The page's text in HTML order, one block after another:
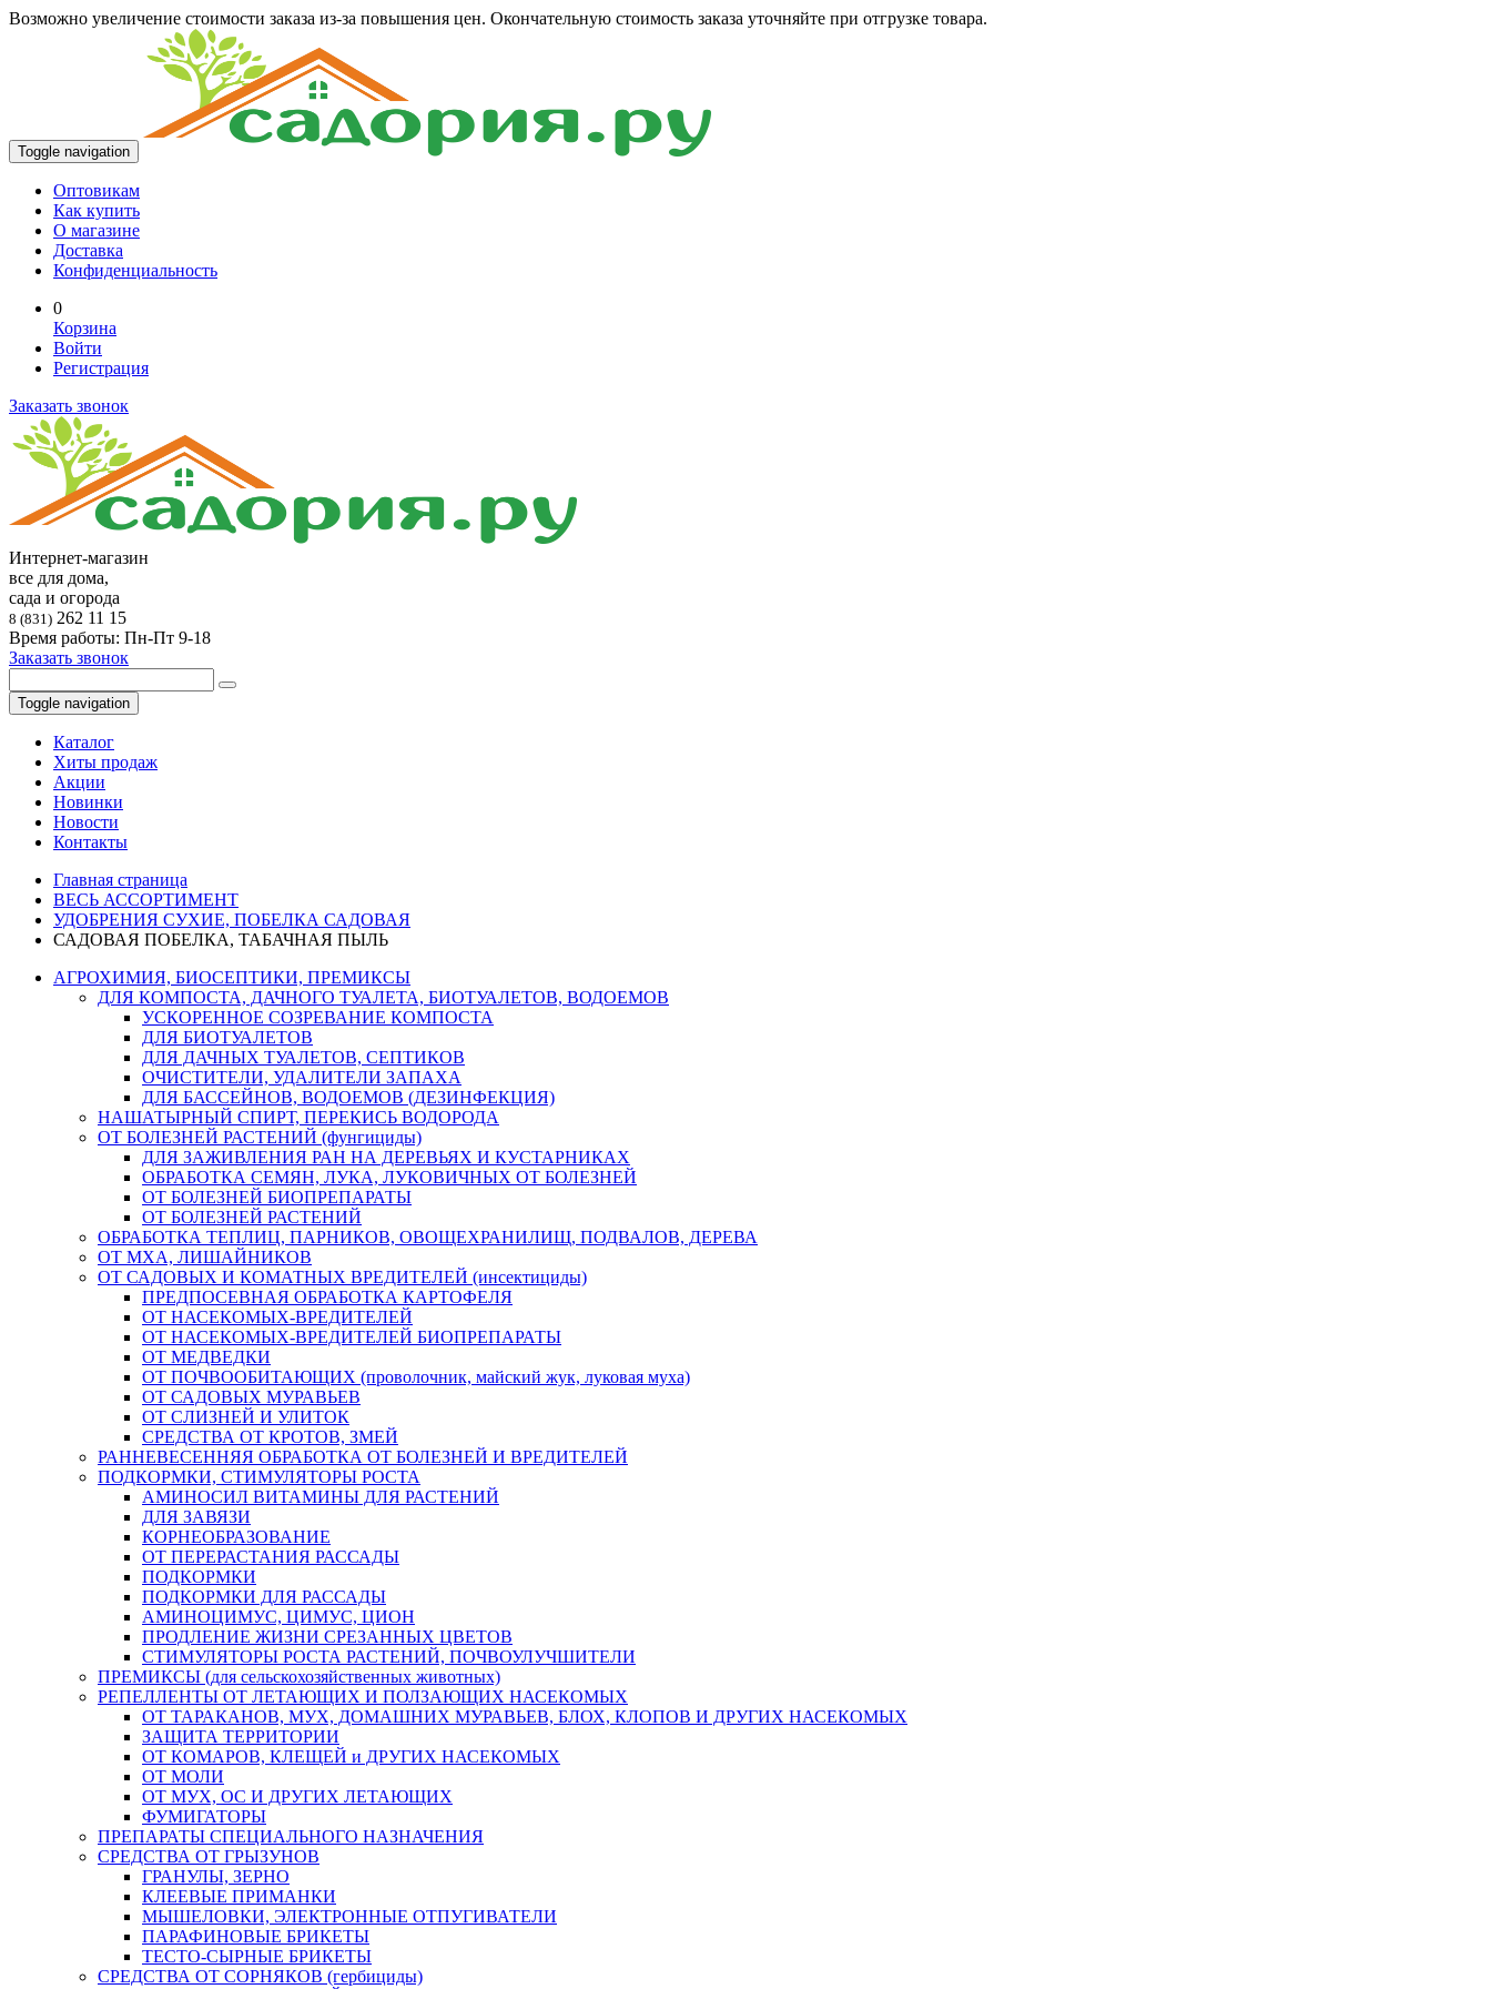
Возможно увеличение стоимости заказа из-за повышения цен. Окончательную стоимость заказа уточняйте при отгрузке товара.
Toggle navigation
Оптовикам
Как купить
О магазине
Доставка
Конфиденциальность
0
Корзина
Войти
Регистрация
Заказать звонок
Интернет-магазин
все для дома,
сада и огорода
8 (831) 262 11 15
Время работы: Пн-Пт 9-18
Заказать звонок
Toggle navigation
Каталог
Хиты продаж
Акции
Новинки
Новости
Контакты
Главная страница
ВЕСЬ АССОРТИМЕНТ
УДОБРЕНИЯ СУХИЕ, ПОБЕЛКА САДОВАЯ
САДОВАЯ ПОБЕЛКА, ТАБАЧНАЯ ПЫЛЬ
АГРОХИМИЯ, БИОСЕПТИКИ, ПРЕМИКСЫ
ДЛЯ КОМПОСТА, ДАЧНОГО ТУАЛЕТА, БИОТУАЛЕТОВ, ВОДОЕМОВ
УСКОРЕННОЕ СОЗРЕВАНИЕ КОМПОСТА
ДЛЯ БИОТУАЛЕТОВ
ДЛЯ ДАЧНЫХ ТУАЛЕТОВ, СЕПТИКОВ
ОЧИСТИТЕЛИ, УДАЛИТЕЛИ ЗАПАХА
ДЛЯ БАССЕЙНОВ, ВОДОЕМОВ (ДЕЗИНФЕКЦИЯ)
НАШАТЫРНЫЙ СПИРТ, ПЕРЕКИСЬ ВОДОРОДА
ОТ БОЛЕЗНЕЙ РАСТЕНИЙ (фунгициды)
ДЛЯ ЗАЖИВЛЕНИЯ РАН НА ДЕРЕВЬЯХ И КУСТАРНИКАХ
ОБРАБОТКА СЕМЯН, ЛУКА, ЛУКОВИЧНЫХ ОТ БОЛЕЗНЕЙ
ОТ БОЛЕЗНЕЙ БИОПРЕПАРАТЫ
ОТ БОЛЕЗНЕЙ РАСТЕНИЙ
ОБРАБОТКА ТЕПЛИЦ, ПАРНИКОВ, ОВОЩЕХРАНИЛИЩ, ПОДВАЛОВ, ДЕРЕВА
ОТ МХА, ЛИШАЙНИКОВ
ОТ САДОВЫХ И КОМАТНЫХ ВРЕДИТЕЛЕЙ (инсектициды)
ПРЕДПОСЕВНАЯ ОБРАБОТКА КАРТОФЕЛЯ
ОТ НАСЕКОМЫХ-ВРЕДИТЕЛЕЙ
ОТ НАСЕКОМЫХ-ВРЕДИТЕЛЕЙ БИОПРЕПАРАТЫ
ОТ МЕДВЕДКИ
ОТ ПОЧВООБИТАЮЩИХ (проволочник, майский жук, луковая муха)
ОТ САДОВЫХ МУРАВЬЕВ
ОТ СЛИЗНЕЙ И УЛИТОК
СРЕДСТВА ОТ КРОТОВ, ЗМЕЙ
РАННЕВЕСЕННЯЯ ОБРАБОТКА ОТ БОЛЕЗНЕЙ И ВРЕДИТЕЛЕЙ
ПОДКОРМКИ, СТИМУЛЯТОРЫ РОСТА
АМИНОСИЛ ВИТАМИНЫ ДЛЯ РАСТЕНИЙ
ДЛЯ ЗАВЯЗИ
КОРНЕОБРАЗОВАНИЕ
ОТ ПЕРЕРАСТАНИЯ РАССАДЫ
ПОДКОРМКИ
ПОДКОРМКИ ДЛЯ РАССАДЫ
АМИНОЦИМУС, ЦИМУС, ЦИОН
ПРОДЛЕНИЕ ЖИЗНИ СРЕЗАННЫХ ЦВЕТОВ
СТИМУЛЯТОРЫ РОСТА РАСТЕНИЙ, ПОЧВОУЛУЧШИТЕЛИ
ПРЕМИКСЫ (для сельскохозяйственных животных)
РЕПЕЛЛЕНТЫ ОТ ЛЕТАЮЩИХ И ПОЛЗАЮЩИХ НАСЕКОМЫХ
ОТ ТАРАКАНОВ, МУХ, ДОМАШНИХ МУРАВЬЕВ, БЛОХ, КЛОПОВ И ДРУГИХ НАСЕКОМЫХ
ЗАЩИТА ТЕРРИТОРИИ
ОТ КОМАРОВ, КЛЕЩЕЙ и ДРУГИХ НАСЕКОМЫХ
ОТ МОЛИ
ОТ МУХ, ОС И ДРУГИХ ЛЕТАЮЩИХ
ФУМИГАТОРЫ
ПРЕПАРАТЫ СПЕЦИАЛЬНОГО НАЗНАЧЕНИЯ
СРЕДСТВА ОТ ГРЫЗУНОВ
ГРАНУЛЫ, ЗЕРНО
КЛЕЕВЫЕ ПРИМАНКИ
МЫШЕЛОВКИ, ЭЛЕКТРОННЫЕ ОТПУГИВАТЕЛИ
ПАРАФИНОВЫЕ БРИКЕТЫ
ТЕСТО-СЫРНЫЕ БРИКЕТЫ
СРЕДСТВА ОТ СОРНЯКОВ (гербициды)